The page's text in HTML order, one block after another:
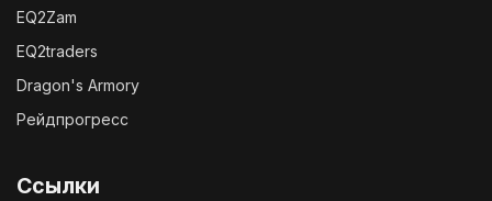
EQ2Zam
EQ2traders
Dragon's Armory
Рейдпрогресс
Ссылки